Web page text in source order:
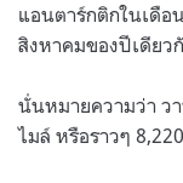
แอนตาร์กติกในเดือ
สิงหาคมของปีเดียว
นั่นหมายความว่า ว
ไมล์ หรือราวๆ